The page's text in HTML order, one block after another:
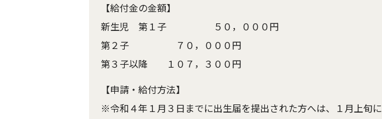
【給付金の金額】
新生児 第１子 ５０，０００円
第２子 ７０，０００円
第３子以降 １０７，３００円
【申請・給付方法】
※令和４年１月３日までに出生届を提出された方へは、１月上旬に